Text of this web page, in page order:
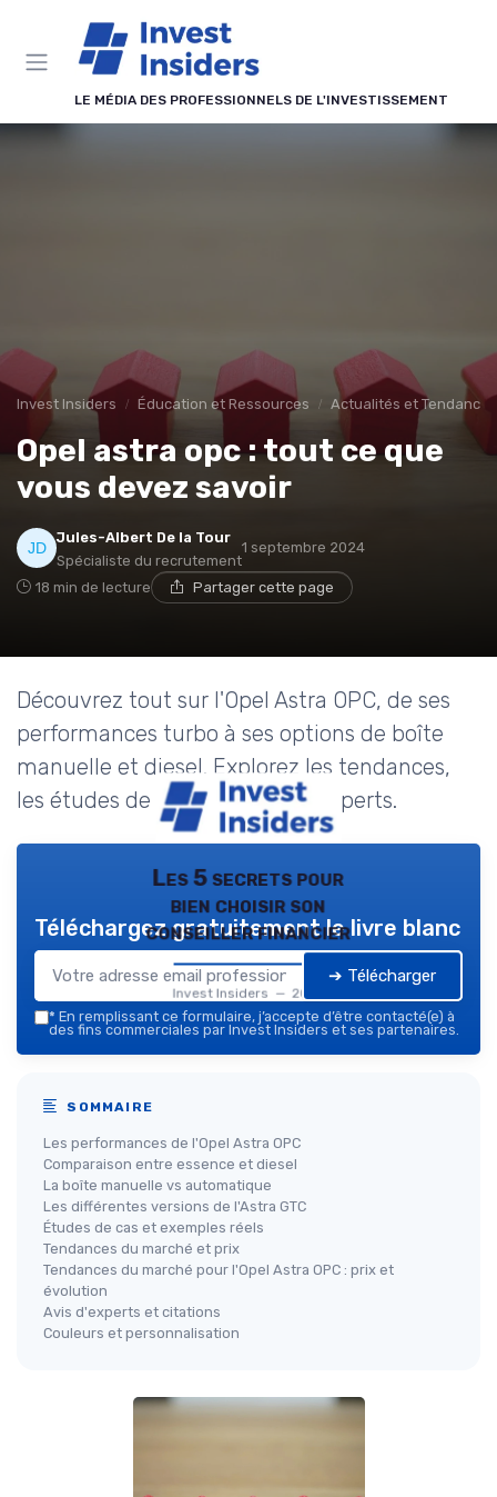
LE MÉDIA DES PROFESSIONNELS DE L'INVESTISSEMENT
Invest Insiders Éducation et Ressources Actualités et
Opel astra opc : tout ce que
vous devez savoir
Jules-Albert De la Tour
Spécialiste du recrutement
1 septembre 2024
18 min de lecture Partager cette page
Découvrez tout sur l'Opel Astra OPC, de ses
performances turbo à ses options de boîte
manuelle et diesel. Explorez les tendances,
les études de cas et les avis d'experts.
Les 5 secrets pour
bien choisir son
conseiller financier
Invest Insiders — 2026
Téléchargez gratuitement le livre blanc
➔ Télécharger
* En remplissant ce formulaire, j’accepte d’être contacté(e) à
des fins commerciales par Invest Insiders et ses partenaires.
SOMMAIRE
Les performances de l'Opel Astra OPC
Comparaison entre essence et diesel
La boîte manuelle vs automatique
Les différentes versions de l'Astra GTC
Études de cas et exemples réels
Tendances du marché et prix
Tendances du marché pour l'Opel Astra OPC : prix et
évolution
Avis d'experts et citations
Couleurs et personnalisation